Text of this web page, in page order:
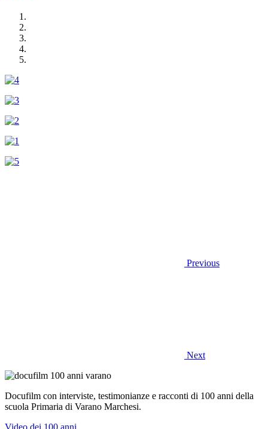
Previous
Next
Docufilm con interviste, testimonianze e racconti di 100 anni della
scuola Primaria di Varano Marchesi.